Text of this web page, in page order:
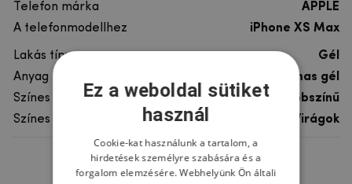
Telefon márka
APPLE
A telefonmodellhez
iPhone XS Max
Lakás típusa
Gél
Anyag
rugalmas gél
Színes
többszínű
Színes motívum
Virágok
Ne felejtsd el
Ez a weboldal sütiket
használ
Cookie-kat használunk a tartalom, a
hirdetések személyre szabására és a
forgalom elemzésére. Webhelyünk Ön általi